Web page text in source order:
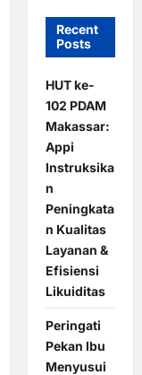
Recent
Posts
HUT ke-
102 PDAM
Makassar:
Appi
Instruksika
n
Peningkata
n Kualitas
Layanan &
Efisiensi
Likuiditas
Peringati
Pekan Ibu
Menyusui